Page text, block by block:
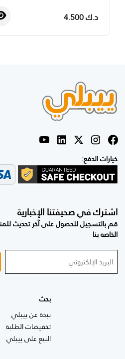
د.ك 4.500
خيارات الدفع:
اشترك في صحيفتنا الإخبارية
قم بالتسجيل للحصول على آخر تحديث
الخاصه بنا
بحث
نبذة عن ييبلي
تخفيضات الطلبة
البيع على ييبلي